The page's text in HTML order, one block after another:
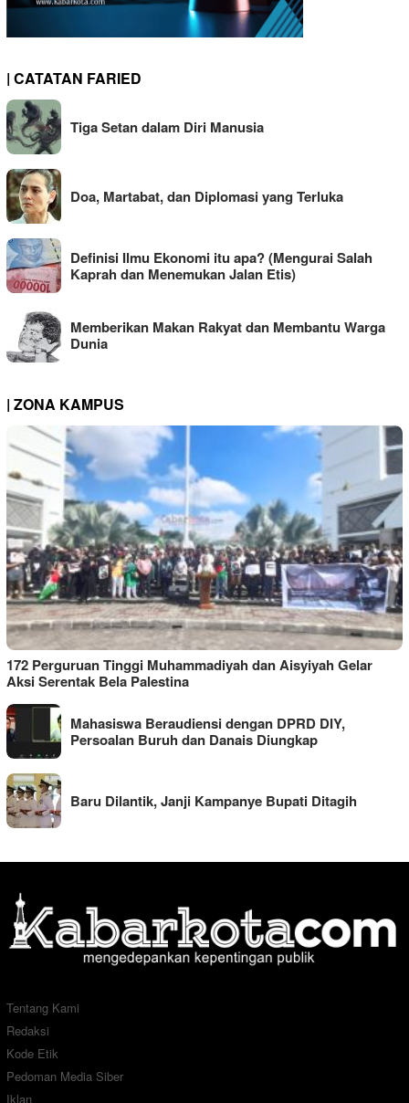
| CATATAN FARIED
Tiga Setan dalam Diri Manusia
Doa, Martabat, dan Diplomasi yang Terluka
Definisi Ilmu Ekonomi itu apa? (Mengurai Salah
Kaprah dan Menemukan Jalan Etis)
Memberikan Makan Rakyat dan Membantu Warga
Dunia
| ZONA KAMPUS
172 Perguruan Tinggi Muhammadiyah dan Aisyiyah Gelar
Aksi Serentak Bela Palestina
Mahasiswa Beraudiensi dengan DPRD DIY,
Persoalan Buruh dan Danais Diungkap
Baru Dilantik, Janji Kampanye Bupati Ditagih
Tentang Kami
Redaksi
Kode Etik
Pedoman Media Siber
Iklan